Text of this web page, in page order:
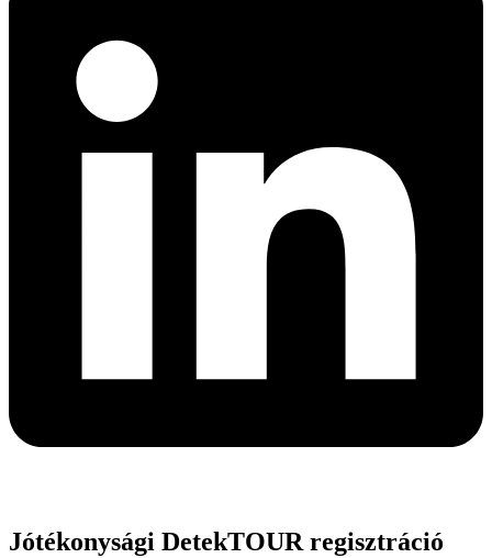
Jótékonysági DetekTOUR regisztráció